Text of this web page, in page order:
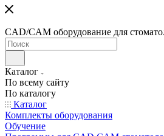
CAD/CAM оборудование для
Каталог
По всему сайту
По каталогу
Каталог
Комплекты оборудования
Обучение